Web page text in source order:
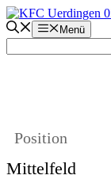
Zum
Inhalt
springen
Menü
Position
Mittelfeld